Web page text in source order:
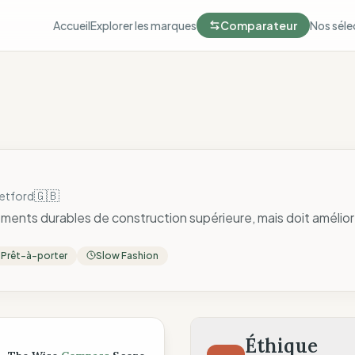
AccueilExplorer les marques Comparateur Nos
🇬🇧
durables de construction supérieure, mais doit
Prêt-à-porter Slow Fashion
Éthique